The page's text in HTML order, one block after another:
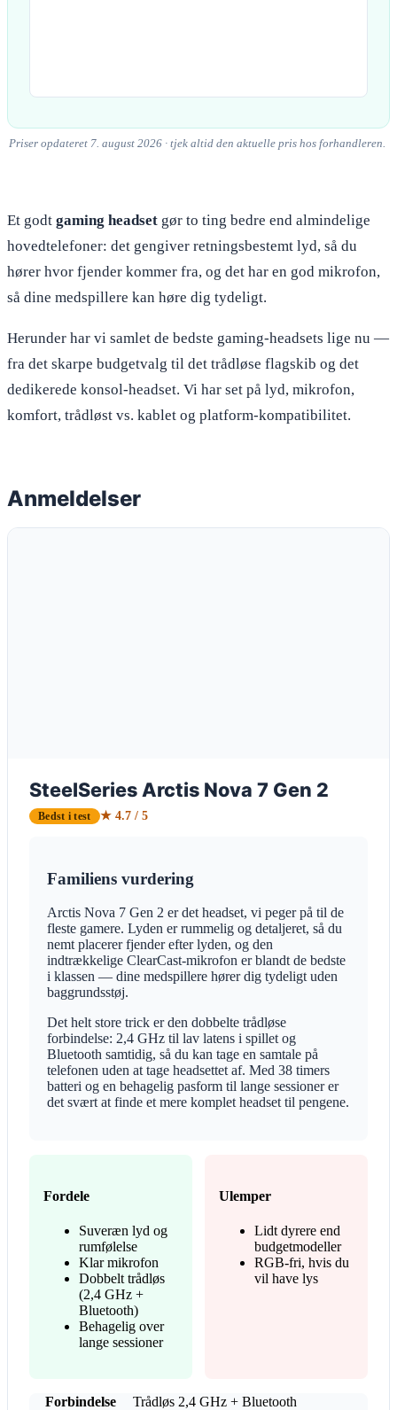
Priser opdateret 7. august 2026 · tjek altid den aktuelle pris hos forhandleren.
Et godt gaming headset gør to ting bedre end almindelige
hovedtelefoner: det gengiver retningsbestemt lyd, så du
hører hvor fjender kommer fra, og det har en god mikrofon,
så dine medspillere kan høre dig tydeligt.
Herunder har vi samlet de bedste gaming-headsets lige nu —
fra det skarpe budgetvalg til det trådløse flagskib og det
dedikerede konsol-headset. Vi har set på lyd, mikrofon,
komfort, trådløst vs. kablet og platform-kompatibilitet.
Anmeldelser
SteelSeries Arctis Nova 7 Gen 2
Bedst i test ★ 4.7 / 5
Familiens vurdering
Arctis Nova 7 Gen 2 er det headset, vi peger på til de
fleste gamere. Lyden er rummelig og detaljeret, så du
nemt placerer fjender efter lyden, og den
indtrækkelige ClearCast-mikrofon er blandt de bedste
i klassen — dine medspillere hører dig tydeligt uden
baggrundsstøj.
Det helt store trick er den dobbelte trådløse
forbindelse: 2,4 GHz til lav latens i spillet og
Bluetooth samtidig, så du kan tage en samtale på
telefonen uden at tage headsettet af. Med 38 timers
batteri og en behagelig pasform til lange sessioner er
det svært at finde et mere komplet headset til pengene.
Fordele
Suveræn lyd og
rumfølelse
Klar mikrofon
Dobbelt trådløs
(2,4 GHz +
Bluetooth)
Behagelig over
lange sessioner
Ulemper
Lidt dyrere end
budgetmodeller
RGB-fri, hvis du
vil have lys
Forbindelse
Trådløs 2,4 GHz + Bluetooth